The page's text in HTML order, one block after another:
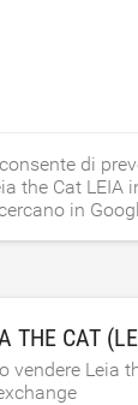
di
the Cat LEIA
in
THE CAT
vendere Leia